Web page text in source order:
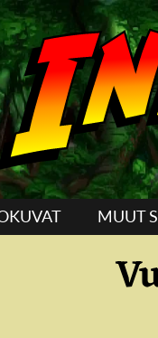
MUUT